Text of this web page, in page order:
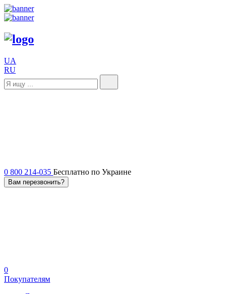
UA
RU
0 800 214-035 Бесплатно по Украине
Вам перезвонить?
0
Покупателям